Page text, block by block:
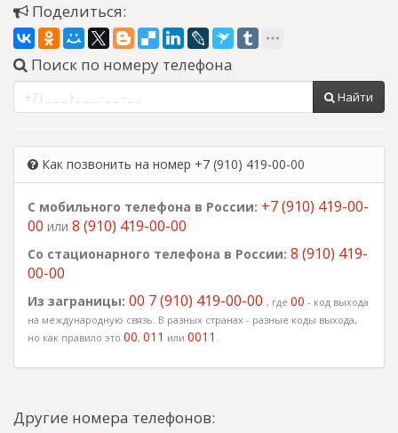
Поделиться:
Поиск по номеру телефона
Найти
Как позвонить на номер +7 (910) 419-00-00
С мобильного телефона в России: +7 (910) 419-00-
00 или 8 (910) 419-00-00
Со стационарного телефона в России: 8 (910) 419-
00-00
Из заграницы: 00 7 (910) 419-00-00 , где 00 - код выхода
на международную связь. В разных странах - разные коды выхода,
но как правило это 00, 011 или 0011 .
Другие номера телефонов: